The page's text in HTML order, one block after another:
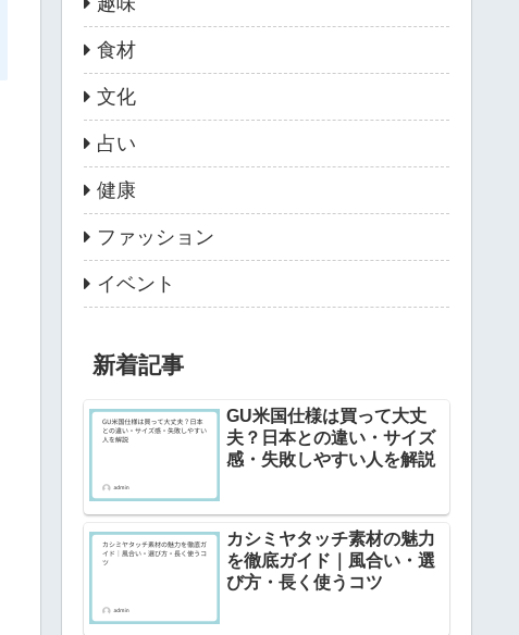
食材
文化
占い
健康
ファッション
イベント
新着記事
GU米国仕様は買って大丈
夫？日本との違い・サイズ
感・失敗しやすい人を解説
カシミヤタッチ素材の魅力
を徹底ガイド｜風合い・選
び方・長く使うコツ